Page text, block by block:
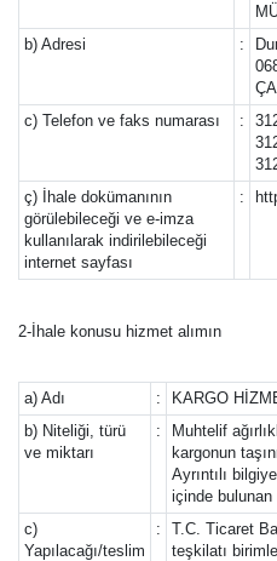
b) Adresi
:
c) Telefon ve faks numarası
:
ç) İhale dokümanının
görülebileceği ve e-imza
kullanılarak indirilebileceği
internet sayfası
:
2-İhale konusu hizmet alımın
a) Adı :
KARGO
b) Niteliği, türü
ve miktarı
:
Muhtelif
kargonun
Ayrıntılı
içinde bulunan
c)
Yapılacağı/teslim
:
T.C. Ticaret
teşkilatı